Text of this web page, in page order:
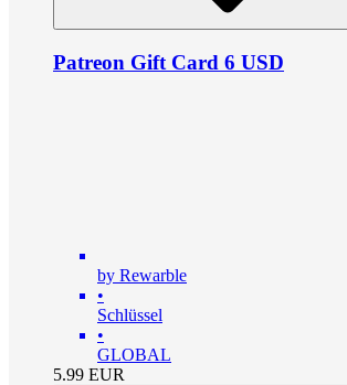
Patreon Gift Card 6 USD
by Rewarble
•
Schlüssel
•
GLOBAL
5.99 EUR